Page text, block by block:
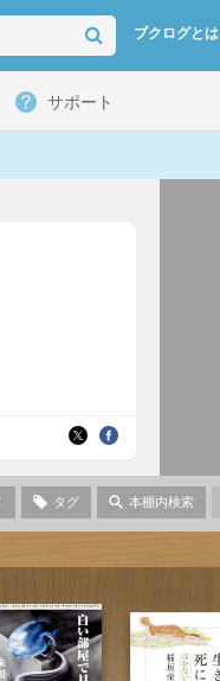
ブクログとは
サポート
タグ 本棚内検索